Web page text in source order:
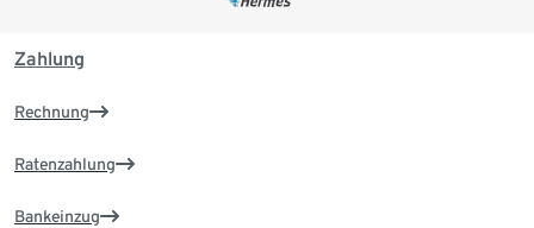
Zahlung
Rechnung
Ratenzahlung
Bankeinzug